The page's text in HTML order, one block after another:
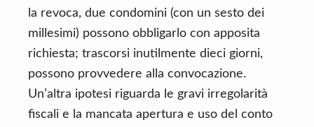
la revoca, due condomini (con un sesto dei
millesimi) possono obbligarlo con apposita
richiesta; trascorsi inutilmente dieci giorni,
possono provvedere alla convocazione.
Un’altra ipotesi riguarda le gravi irregolarità
fiscali e la mancata apertura e uso del conto